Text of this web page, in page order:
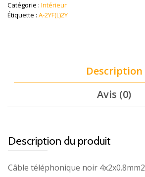
Catégorie : Intérieur
Étiquette : A-2YF(L)2Y
Description
Avis (0)
Description du produit
Câble téléphonique noir 4x2x0.8mm2